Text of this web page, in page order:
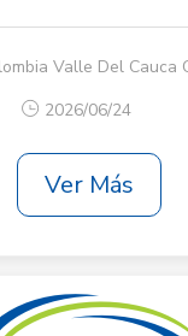
Valle Del Cauca
2026/06/24
Ver Más